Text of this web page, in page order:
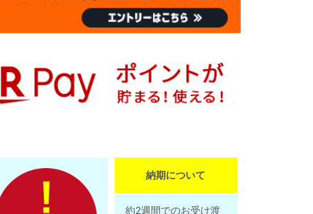
納期について
約2週間でのお受け渡